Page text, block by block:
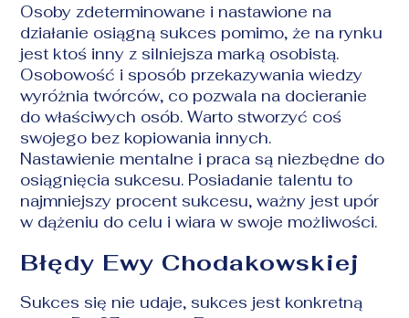
Osoby zdeterminowane i nastawione na
działanie osiągną sukces pomimo, że na rynku
jest ktoś inny z silniejsza marką osobistą.
Osobowość i sposób przekazywania wiedzy
wyróżnia twórców, co pozwala na docieranie
do właściwych osób. Warto stworzyć coś
swojego bez kopiowania innych.
Nastawienie mentalne i praca są niezbędne do
osiągnięcia sukcesu. Posiadanie talentu to
najmniejszy procent sukcesu, ważny jest upór
w dążeniu do celu i wiara w swoje możliwości.
Błędy Ewy Chodakowskiej
Sukces się nie udaje, sukces jest konkretną